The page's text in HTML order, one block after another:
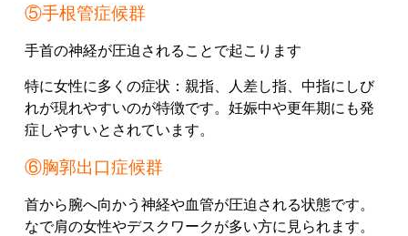
⑤手根管症候群
手首の神経が圧迫されることで起こります
特に女性に多くの症状： 親指、 人差し指、 中指にしび
れが現れやすいのが特徴です。 妊娠中や更年期にも発
症しやすいとされています。
⑥胸郭出口症候群
首から腕へ向かう神経や血管が圧迫される状態です。
なで肩の女性やデスクワークが多い方に見られます。